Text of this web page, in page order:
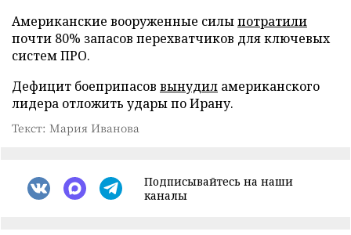
Американские вооруженные силыпотратили
почти 80% запасов перехватчиков для ключевых
систем ПРО.
Дефицит боеприпасов вынудил американского
лидера отложить удары по Ирану.
Текст: Мария Иванова
Подписывайтесь на наши
каналы